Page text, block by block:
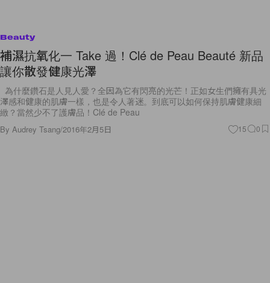
Beauty
補濕抗氧化一 Take 過！Clé de Peau Beauté 新品
讓你散發健康光澤
為什麼鑽石是人見人愛？全因為它有閃亮的光芒！正如女生們擁有具光
澤感和健康的肌膚一樣，也是令人著迷。到底可以如何保持肌膚健康細
緻？當然少不了護膚品！Clé de Peau
By Audrey Tsang/2016年2月5日 15 0